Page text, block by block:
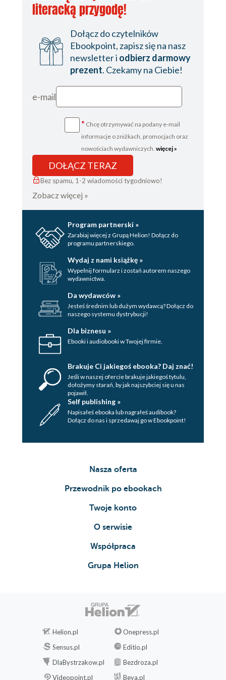
literacką przygodę!
Dołącz do czytelników
Ebookpoint, zapisz się na nasz
newsletter i odbierz darmowy
prezent. Czekamy na Ciebie!
e-mail
* Chcę otrzymywać na podany e-mail
informacje o zniżkach, promocjach oraz
nowościach wydawniczych. więcej »
DOŁĄCZ TERAZ
Bez spamu, 1-2 wiadomości tygodniowo!
Zobacz więcej »
Program partnerski »
Zarabiaj więcej z Grupą Helion! Dołącz do
programu partnerskiego.
Wydaj z nami książkę »
Wypełnij formularz i zostań autorem naszego
wydawnictwa.
Da wydawców »
Jesteś średnim lub dużym wydawcą? Dołącz do
naszego systemu dystrybucji!
Dla biznesu »
Ebooki i audiobooki w Twojej firmie.
Brakuje Ci jakiegoś ebooka? Daj znać!
Jeśli w naszej ofercie brakuje jakiegoś tytulu,
dołożymy starań, by jak najszybciej się u nas
pojawił.
Self publishing »
Napisałeś ebooka lub nagrałeś audibook?
Dołącz do nas i sprzedawaj go w Ebookpoint!
Nasza oferta
Przewodnik po ebookach
Twoje konto
O serwisie
Współpraca
Grupa Helion
Helion.pl
Onepress.pl
Sensus.pl
Editio.pl
DlaBystrzakow.pl
Bezdroza.pl
Videopoint.pl
Beya.pl